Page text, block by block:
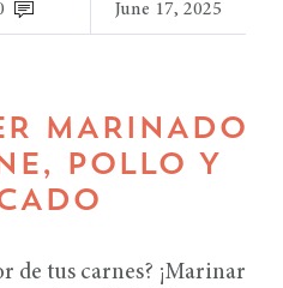
June 17, 2025
MARINADO
POLLO Y
de tus carnes? ¡Marinar